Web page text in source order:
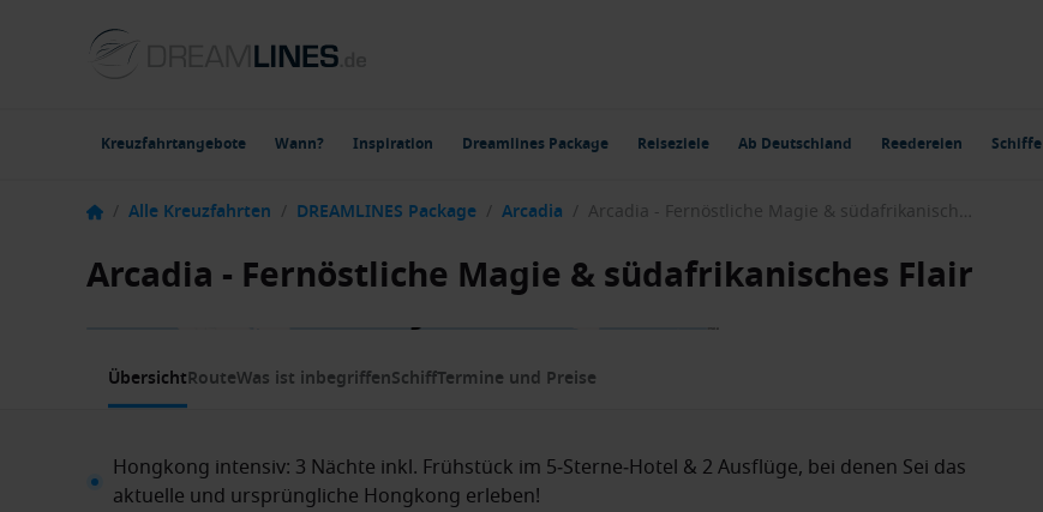
Kreuzfahrtangebote Wann? Inspiration Dreamlines Package Reiseziele Ab Deutschland Reedereien Schiffe
/ Alle Kreuzfahrten / DREAMLINES Package / Arcadia / Arcadia - Fernöstliche Magie & südafrikanisches Flair
Arcadia - Fernöstliche Magie & südafrikanisches Flair
1 / 7
ÜbersichtRouteWas ist inbegriffenSchiffTermine und Preise
Hongkong intensiv: 3 Nächte inkl. Frühstück im 5‑Sterne‑Hotel & 2 Ausflüge, bei denen Sei das
aktuelle und ursprüngliche Hongkong erleben!